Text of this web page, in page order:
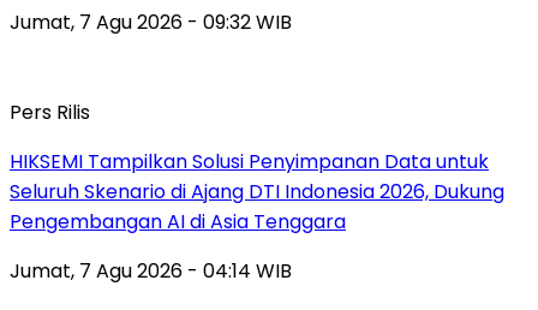
Jumat, 7 Agu 2026 - 09:32 WIB
Pers Rilis
HIKSEMI Tampilkan Solusi Penyimpanan Data untuk
Seluruh Skenario di Ajang DTI Indonesia 2026, Dukung
Pengembangan AI di Asia Tenggara
Jumat, 7 Agu 2026 - 04:14 WIB